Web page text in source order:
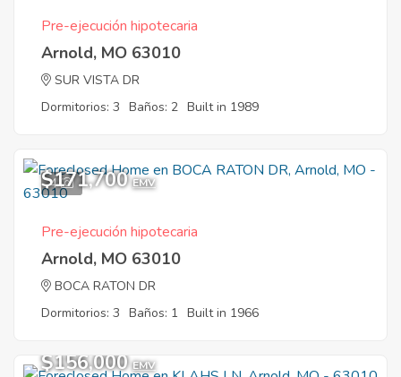
Pre-ejecución hipotecaria
Arnold, MO 63010
SUR VISTA DR
Dormitorios: 3 Baños: 2 Built in 1989
4
$171,700 EMV
Pre-ejecución hipotecaria
Arnold, MO 63010
BOCA RATON DR
Dormitorios: 3 Baños: 1 Built in 1966
$156,000 EMV